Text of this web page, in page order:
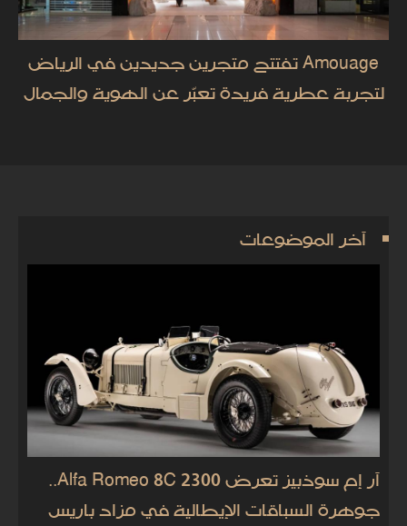
Amouage تفتتح متجرين جديدين في الرياض
لتجربة عطرية فريدة تعبّر عن الهوية والجمال
آخر الموضوعات
آر إم سوذبيز تعرض Alfa Romeo 8C 2300..
جوهرة السباقات الإيطالية في مزاد باريس